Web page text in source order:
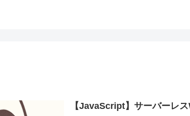
【JavaScript】サーバーレ